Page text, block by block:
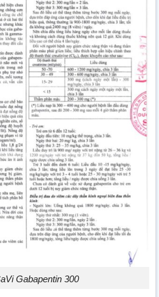
Gabapentin 300